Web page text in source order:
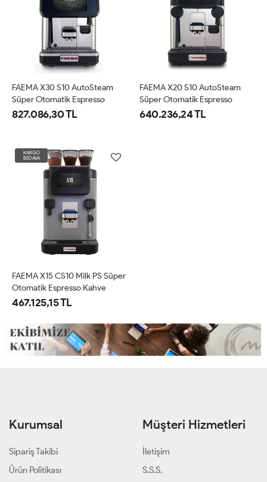
FAEMA X30 S10 AutoSteam
Süper Otomatik Espresso
Kahve Makinesi (X30 S10)
827.086,30 TL
FAEMA X20 S10 AutoSteam
Süper Otomatik Espresso
Kahve Makinesi (X20 S10)
640.236,24 TL
KARGO
BEDAVA
FAEMA X15 CS10 Milk PS Süper
Otomatik Espresso Kahve
Makinesi (X15 CS10)
467.125,15 TL
Kurumsal
Sipariş Takibi
Ürün Politikası
Müşteri Hizmetleri
İletişim
S.S.S.